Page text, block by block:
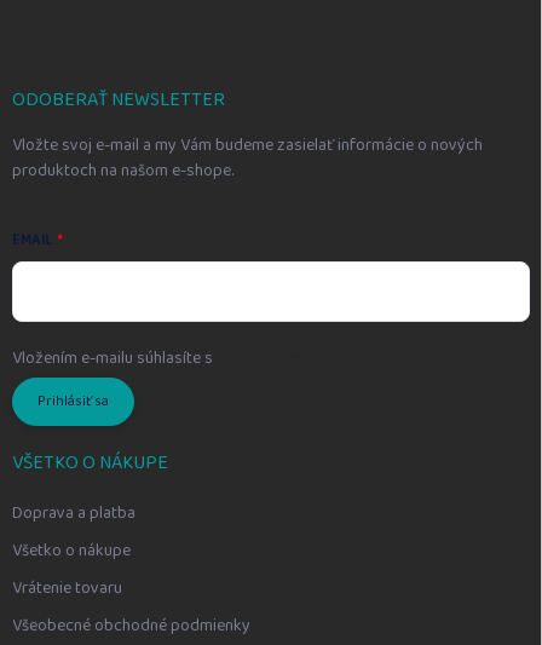
ODOBERAŤ NEWSLETTER
Vložte svoj e-mail a my Vám budeme zasielať informácie o nových
produktoch na našom e-shope.
EMAIL
Vložením e-mailu súhlasíte s
Prihlásiť sa
VŠETKO O NÁKUPE
Doprava a platba
Všetko o nákupe
Vrátenie tovaru
Všeobecné obchodné podmienky